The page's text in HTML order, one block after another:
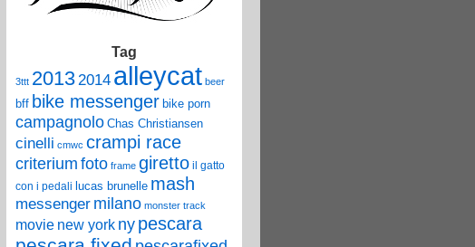
Tag
3ttt 20132014 alleycat beer
bff bike messenger bike porn
campagnolo Chas Christiansen
cinelli cmwc crampi race
criterium foto frame giretto il gatto
con i pedali lucas brunelle mash
messenger milano monster track
movie new york nypescara